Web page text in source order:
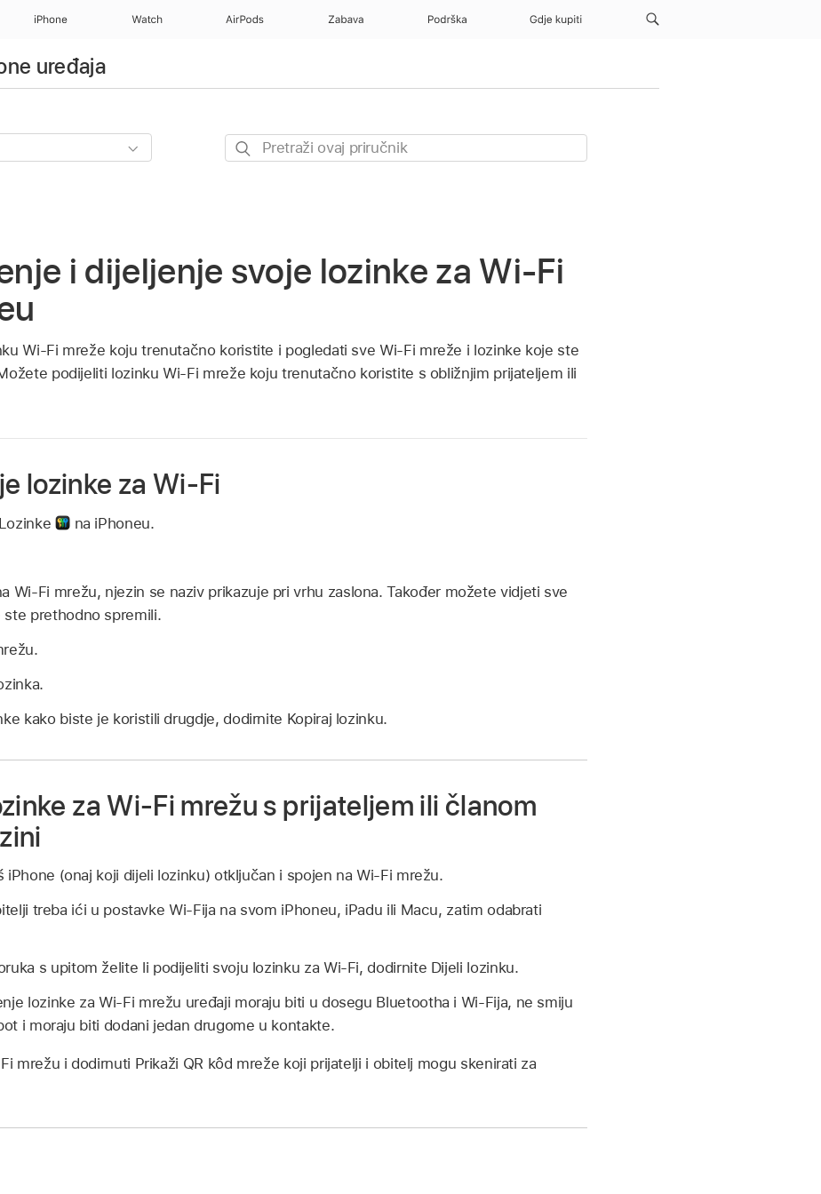
iPhone Watch AirPods Zabava Podrška Gdje kupiti
uređaja
Pretraži
i dijeljenje svoje lozinke za Wi-Fi
Wi-Fi mreže koju trenutačno koristite i pogledati sve Wi-Fi mreže i lozinke koje ste
podijeliti lozinku Wi-Fi mreže koju trenutačno koristite s obližnjim prijateljem ili
lozinke za Wi-Fi
na iPhoneu.
Wi-Fi mrežu, njezin se naziv prikazuje pri vrhu zaslona. Također možete vidjeti sve
prethodno spremili.
kako biste je koristili drugdje, dodirnite Kopiraj lozinku.
za Wi-Fi mrežu s prijateljem ili članom
iPhone (onaj koji dijeli lozinku) otključan i spojen na Wi-Fi mrežu.
treba ići u postavke Wi-Fija na svom iPhoneu, iPadu ili Macu, zatim odabrati
s upitom želite li podijeliti svoju lozinku za Wi-Fi, dodirnite Dijeli lozinku.
lozinke za Wi-Fi mrežu uređaji moraju biti u dosegu Bluetootha i Wi-Fija, ne smiju
i moraju biti dodani jedan drugome u kontakte.
mrežu i dodirnuti Prikaži QR kôd mreže koji prijatelji i obitelj mogu skenirati za